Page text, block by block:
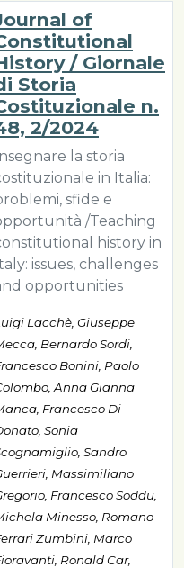
of
/ Giornale
Storia
n.
2/2024
la storia
in Italia:
sfide e
/Teaching
history in
issues, challenges
opportunities
Lacchè, Giuseppe
Bernardo Sordi,
Bonini, Paolo
Anna Gianna
Francesco Di
Sonia
Sandro
Massimiliano
Francesco Soddu,
Minesso, Romano
Zumbini, Marco
Ronald Car,